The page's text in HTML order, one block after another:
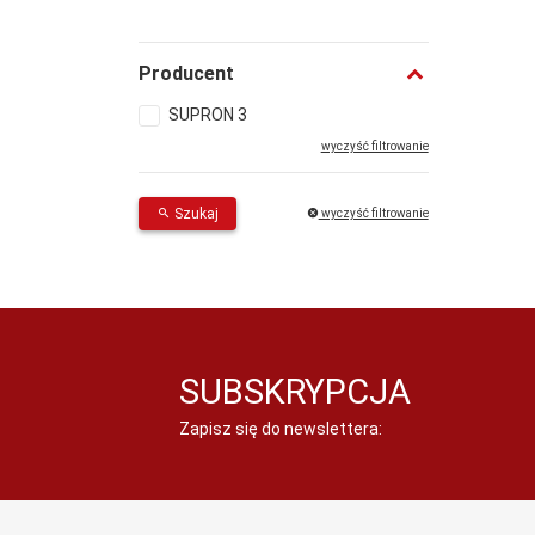
Producent
SUPRON 3
wyczyść filtrowanie
Szukaj wyczyść filtrowanie
SUBSKRYPCJA
Zapisz się do newslettera: